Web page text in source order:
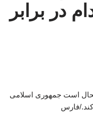
در برابر
محال است جمهوری اسلامی
فارس